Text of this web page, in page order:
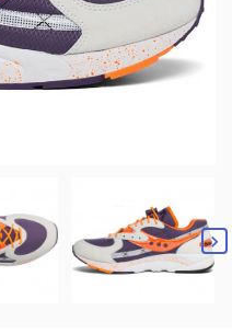
